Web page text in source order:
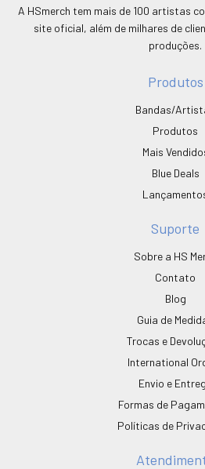
A HSmerch tem mais de 100 artistas
site oficial, além de milhares de
produções.
Produtos
Bandas/
Produtos
Mais
Blue Deals
Suporte
Sobre a HS
Contato
Blog
Guia de
Trocas e
International
Envio e
Formas de
Políticas de